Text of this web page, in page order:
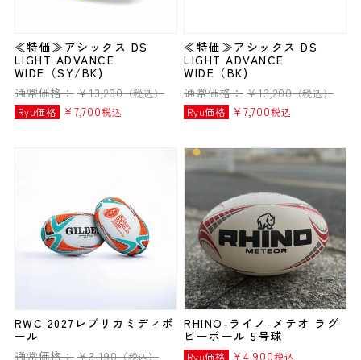
≪特価≫アシックス DS
LIGHT ADVANCE
WIDE（SY/BK)
通常価格： ¥13,200（税込）
Ryu価格
¥ 7,700税込
≪特価≫アシックス DS
LIGHT ADVANCE
WIDE（BK)
通常価格： ¥13,200（税込）
Ryu価格
¥ 7,700税込
RWC 2027レプリカミディボ
ール
通常価格： ¥3,190（税込）
RHINO-ライノ-メテオ ラグ
ビーボール 5号球
Ryu価格 ¥ 4,900税込